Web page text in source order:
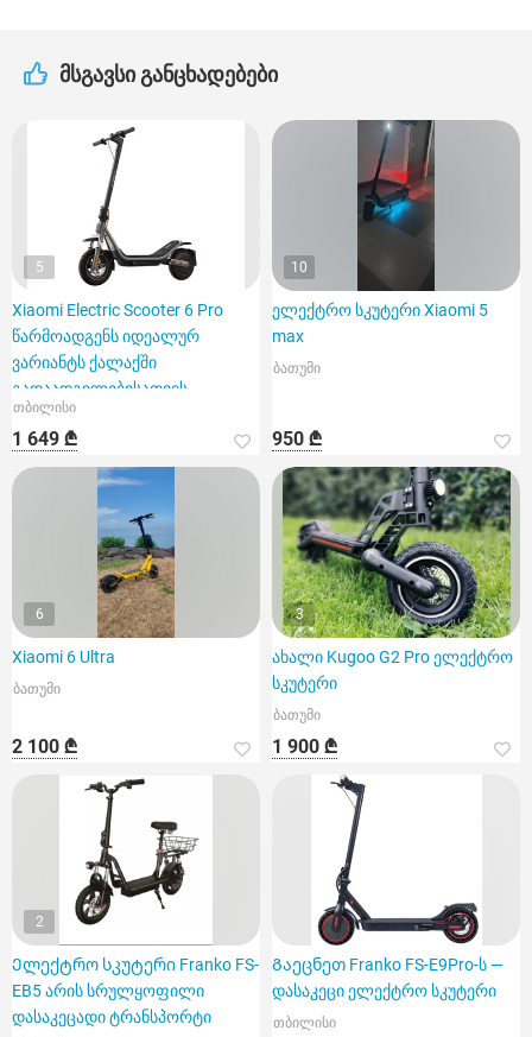
მსგავსი განცხადებები
5
Xiaomi Electric Scooter 6 Pro
წარმოადგენს იდეალურ
ვარიანტს ქალაქში
გადაადგილებისათვის
თბილისი
1 649 ₾
10
ელექტრო სკუტერი Xiaomi 5
max
ბათუმი
950 ₾
6
Xiaomi 6 Ultra
ბათუმი
2 100 ₾
3
ახალი Kugoo G2 Pro ელექტრო
სკუტერი
ბათუმი
1 900 ₾
2
Ელექტრო სკუტერი Franko FS-
EB5 არის სრულყოფილი
დასაკეცადი ტრანსპორტი
Გაეცნეთ Franko FS-E9Pro-ს —
დასაკეცი ელექტრო სკუტერი
თბილისი